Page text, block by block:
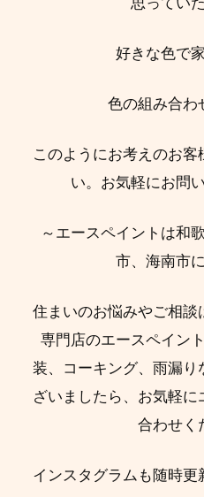
好きな色で
色の組み合わ
このようにお考えのお客
い。お気軽にお問
～エースペイントは和
市、海南市
住まいのお悩みやご相談
専門店のエースペイン
装、コーキング、雨漏
ざいましたら、お気軽
合わせく
インスタグラムも随時